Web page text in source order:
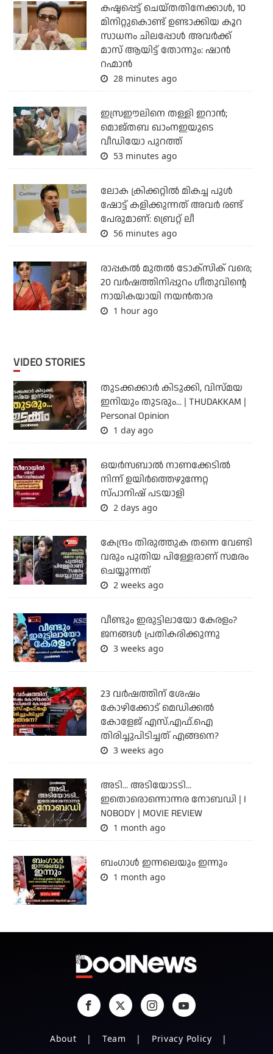
കഷ്ടപ്പെട്ട് ചെയ്തതിനേക്കാൾ, 10
മിനിറ്റുകൊണ്ട് ഉണ്ടാക്കിയ കൂറ
സാധനം ചിലപ്പോൾ അവർക്ക്
മാസ് ആയിട്ട് തോന്നും: ഷാൻ
റഹ്മാൻ
28 minutes ago
ഇസ്രഈലിനെ തള്ളി ഇറാന്‍;
മൊജ്തബ ഖാംനഇയുടെ
വീഡിയോ പുറത്ത്
53 minutes ago
ലോക ക്രിക്കറ്റില്‍ മികച്ച പുള്‍
ഷോട്ട് കളിക്കുന്നത് അവര്‍ രണ്ട്
പേരുമാണ്: ബ്രെറ്റ് ലീ
56 minutes ago
രാപ്പകൽ മുതൽ ടോക്സിക് വരെ;
20 വർഷത്തിനിപ്പുറം ഗീതുവിന്റെ
നായികയായി നയൻതാര
1 hour ago
VIDEO STORIES
തുടക്കക്കാര്‍ കിടുക്കി, വിസ്മയ
ഇനിയും തുടരും... | THUDAKKAM |
Personal Opinion
1 day ago
ഒയര്‍സബാൽ നാണക്കേടിൽ
നിന്ന് ഉയിർത്തെഴുന്നേറ്റ
സ്പാനിഷ് പടയാളി
2 days ago
കേന്ദ്രം തിരുത്തുക തന്നെ വേണ്ടി
വരും പുതിയ പിള്ളേരാണ് സമരം
ചെയ്യുന്നത്
2 weeks ago
വീണ്ടും ഇരുട്ടിലായോ കേരളം?
ജനങ്ങൾ പ്രതികരിക്കുന്നു
3 weeks ago
23 വർഷത്തിന് ശേഷം
കോഴിക്കോട് മെഡിക്കൽ
കോളേജ് എസ്.എഫ്.ഐ
തിരിച്ചുപിടിച്ചത് എങ്ങനെ?
3 weeks ago
അടി... അടിയോടടി...
ഇതൊരൊന്നൊന്നര നോബഡി | I
NOBODY | MOVIE REVIEW
1 month ago
ബംഗാള്‍ ഇന്നലെയും ഇന്നും
1 month ago
About Team
Privacy Policy